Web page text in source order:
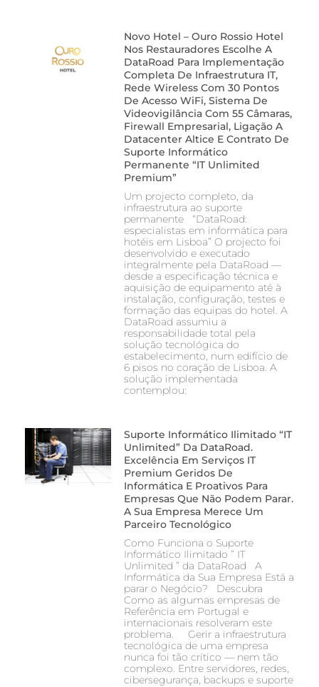
Novo Hotel – Ouro Rossio Hotel
Nos Restauradores Escolhe A
DataRoad Para Implementação
Completa De Infraestrutura IT,
Rede Wireless Com 30 Pontos
De Acesso WiFi, Sistema De
Videovigilância Com 55 Câmaras,
Firewall Empresarial, Ligação A
Datacenter Altice E Contrato De
Suporte Informático
Permanente “IT Unlimited
Premium”
Um projecto completo, da
infraestrutura ao suporte
permanente “DataRoad:
especialistas em informática para
hotéis em Lisboa” O projecto foi
desenvolvido e executado
integralmente pela DataRoad —
desde a especificação técnica e
aquisição de equipamento até à
instalação, configuração, testes e
formação das equipas do hotel. A
DataRoad assumiu a
responsabilidade total pela
solução tecnológica do
estabelecimento, num edifício de
6 pisos no coração de Lisboa. A
solução implementada
contemplou:
Suporte Informático Ilimitado “IT
Unlimited” Da DataRoad.
Excelência Em Serviços IT
Premium Geridos De
Informática E Proativos Para
Empresas Que Não Podem Parar.
A Sua Empresa Merece Um
Parceiro Tecnológico
Como Funciona o Suporte
Informático Ilimitado ” IT
Unlimited ” da DataRoad A
Informática da Sua Empresa Está a
parar o Negócio? Descubra
Como as algumas empresas de
Referência em Portugal e
internacionais resolveram este
problema. Gerir a infraestrutura
tecnológica de uma empresa
nunca foi tão crítico — nem tão
complexo. Entre servidores, redes,
cibersegurança, backups e suporte